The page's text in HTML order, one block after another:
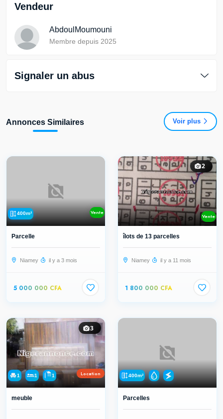
Vendeur
AbdoulMoumouni
Membre depuis 2025
Signaler un abus
Annonces Similaires Voir plus
400m² Vente
Parcelle
Niamey il y a 3 mois
5 000 000 CFA
2
Vente
îlots de 13 parcelles
Niamey il y a 11 mois
1 800 000 CFA
3
1 1 1 Location
meuble
400m²
Parcelles